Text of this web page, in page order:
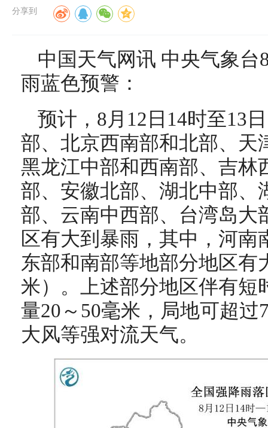
分享到
中国天气网讯 中央气象台
雨蓝色预警：
预计，8月12日14时至13
部、北京西南部和北部、天
黑龙江中部和西南部、吉林
部、安徽北部、湖北中部、
部、云南中西部、台湾岛大
区有大到暴雨，其中，河
东部和南部等地部分地区有
米）。上述部分地区伴有短
量20～50毫米，局地可超
大风等强对流天气。